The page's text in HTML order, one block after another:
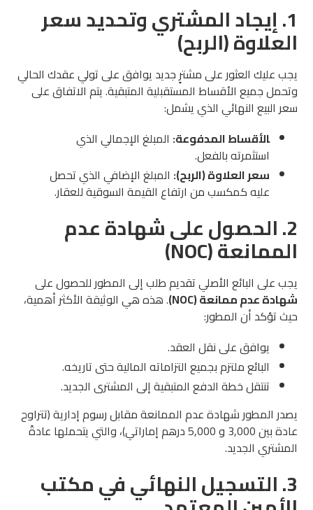
1. إيجاد المشتري وتحديد سعر
العلاوة (الربح)
يجب عليك العثور على مشترٍ جديد يوافق على تولي عقدك الحالي
وتحمل جميع الأقساط المستقبلية المتبقية. يتم الاتفاق على
سعر البيع النهائي الذي يشمل:
الأقساط المدفوعة: المبلغ الإجمالي الذي
استثمرته بالفعل.
سعر العلاوة (الربح): المبلغ الإضافي الذي تحصل
عليه كمكسب من ارتفاع القيمة السوقية للعقار.
2. الحصول على شهادة عدم
الممانعة (NOC)
يجب على البائع الأصلي تقديم طلب إلى المطور للحصول على
شهادة عدم ممانعة (NOC)
. هذه هي الوثيقة الأكثر أهمية،
حيث تؤكد أن المطور:
يوافق على نقل العقد.
البائع ملتزم بجميع التزاماته المالية حتى تاريخه.
تنتقل خطة الدفع المتبقية إلى المشتري الجديد.
يصدر المطور شهادة عدم الممانعة مقابل رسوم إدارية (تتراوح
عادة بين 3,000 و 5,000 درهم إماراتي)، والتي يتحملها عادةً
المشتري الجديد.
3. التسجيل النهائي في مكتب